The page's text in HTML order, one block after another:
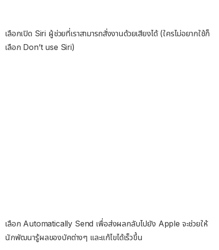
เลือกเปิด Siri ผู้ช่วยที่เราสามารถสั่งงานด้วยเสียงได้ (ใครไม่อยากใช้ก็
เลือก Don’t use Siri)
เลือก Automatically Send เพื่อส่งผลกลับไปยัง Apple จะช่วยให้
นักพัฒนารู้ผลของบัคต่างๆ และแก้ไขได้เร็วขึ้น